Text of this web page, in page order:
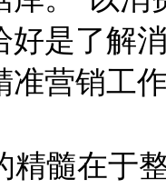
好是了解
准营销工
髓在于